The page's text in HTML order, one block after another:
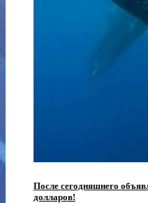
После сегодняшнего
долларов!